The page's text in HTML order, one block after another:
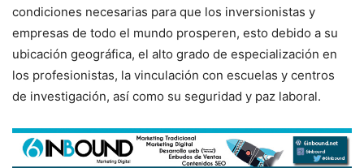
condiciones necesarias para que los inversionistas y
empresas de todo el mundo prosperen, esto debido a su
ubicación geográfica, el alto grado de especialización en
los profesionistas, la vinculación con escuelas y centros
de investigación, así como su seguridad y paz laboral.